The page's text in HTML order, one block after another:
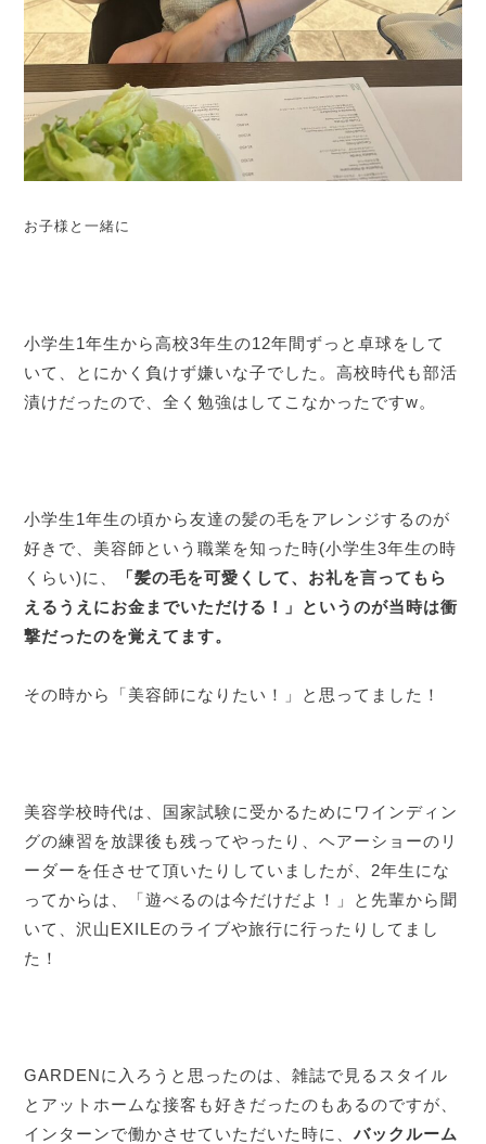
お子様と一緒に
小学生1年生から高校3年生の12年間ずっと卓球をして
いて、とにかく負けず嫌いな子でした。高校時代も部活
漬けだったので、全く勉強はしてこなかったですw。
小学生1年生の頃から友達の髪の毛をアレンジするのが
好きで、美容師という職業を知った時(小学生3年生の時
くらい)に、
「髪の毛を可愛くして、お礼を言ってもら
えるうえにお金までいただける！」というのが当時は衝
撃だったのを覚えてます。
その時から「美容師になりたい！」と思ってました！
美容学校時代は、国家試験に受かるためにワインディン
グの練習を放課後も残ってやったり、ヘアーショーのリ
ーダーを任させて頂いたりしていましたが、2年生にな
ってからは、「遊べるのは今だけだよ！」と先輩から聞
いて、沢山EXILEのライブや旅行に行ったりしてまし
た！
GARDENに入ろうと思ったのは、雑誌で見るスタイル
とアットホームな接客も好きだったのもあるのですが、
インターンで働かさせていただいた時に、バックルーム